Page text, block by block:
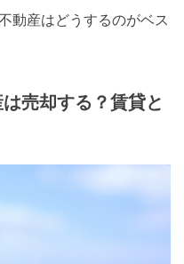
動産はどうするのがベス
売却する？賃貸と